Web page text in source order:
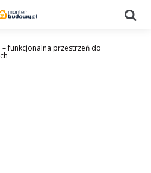
– funkcjonalna przestrzeń do